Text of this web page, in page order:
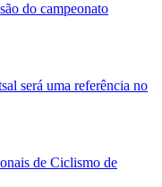
do campeonato
será uma referência no
de Ciclismo de